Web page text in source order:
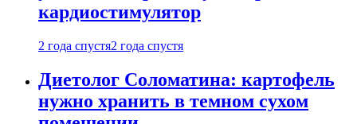
кардиостимулятор
2 года спустя2 года спустя
Диетолог Соломатина: картофель
нужно хранить в темном сухом